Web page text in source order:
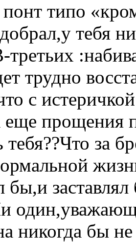
понт типо
тебя
третьих
трудно
с
прощения
тебя??Что за
бы,и
никогда бы не